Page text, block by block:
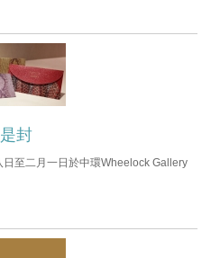
封
至二月一日於中環Wheelock Gallery